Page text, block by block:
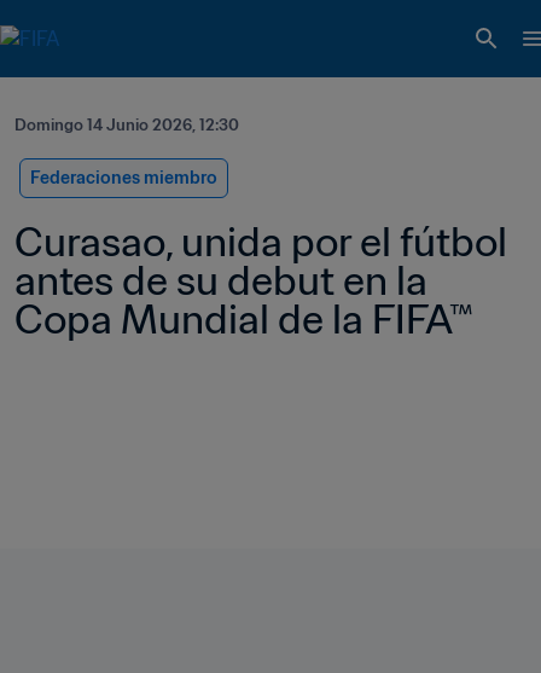
Domingo 14 Junio 2026, 12:30
Federaciones miembro
Curasao, unida por el fútbol
antes de su debut en la
Copa Mundial de la FIFA™